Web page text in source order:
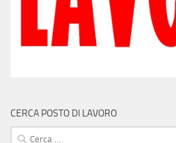
CERCA POSTO DI LAVORO
Ricerca